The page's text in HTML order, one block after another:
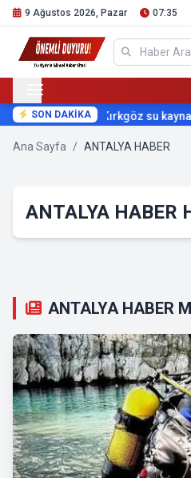
9 Ağustos 2026, Pazar 07:35
SON DAKİKAKırkgöz su
Ana Sayfa / ANTALYA HABER
ANTALYA HABER
ANTALYA HABER